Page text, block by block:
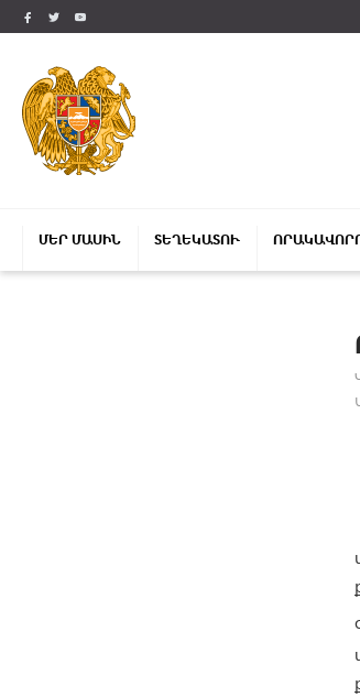
ՄԵՐ ՄԱՍԻՆ ՏԵՂԵԿԱՏՈՒ